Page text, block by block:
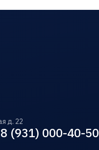
д. 22
8 (931) 000-40-50